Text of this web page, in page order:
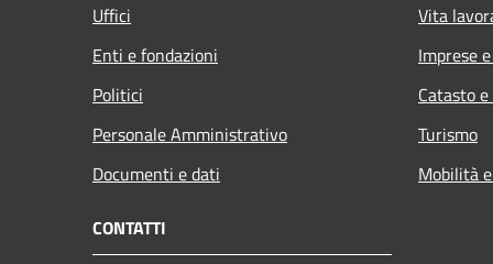
Uffici
Enti e fondazioni
Politici
Personale Amministrativo
Documenti e dati
Vita
Imprese
Catasto
Turismo
Mobilità
CONTATTI